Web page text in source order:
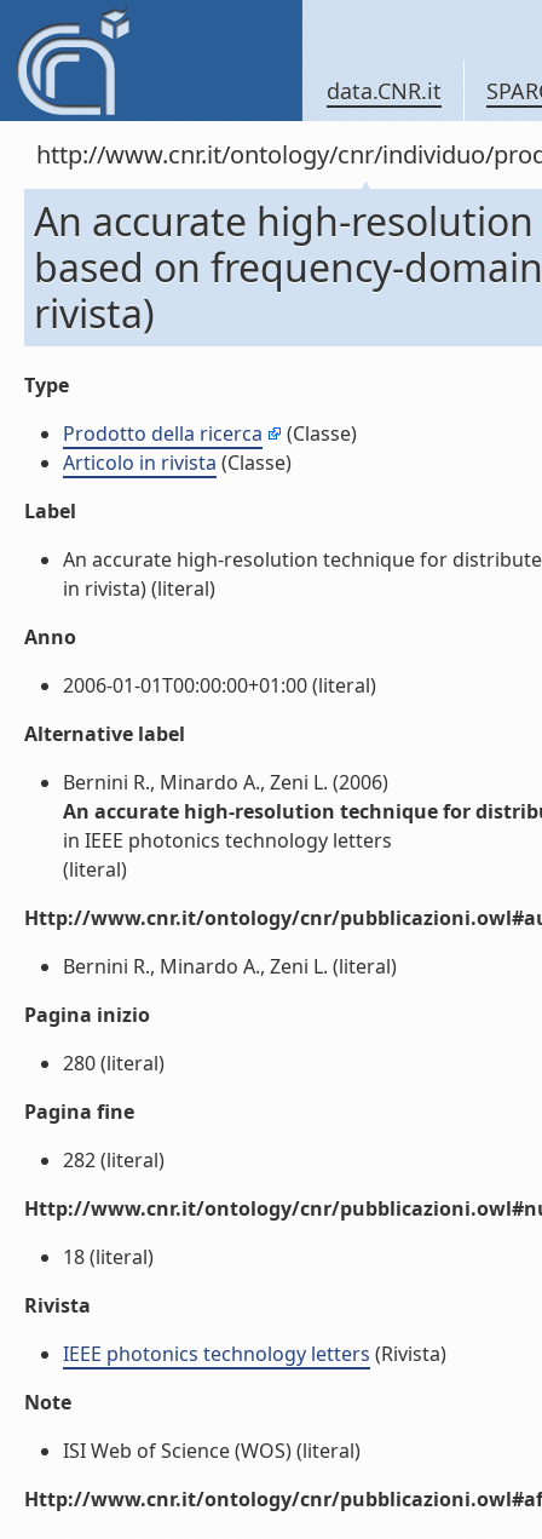
data.CNR.it
http://www.cnr.it/ontology/cnr/individuo/
An accurate high-
based on frequency-
rivista)
Type
Prodotto della ricerca
(Classe)
Articolo in rivista (Classe)
Label
An accurate high-resolution technique for
in rivista) (literal)
Anno
2006-01-01T00:00:00+01:00 (literal)
Alternative label
Bernini R., Minardo A., Zeni L. (2006)
An accurate high-resolution technique for
in IEEE photonics technology letters
(literal)
Http://www.cnr.it/ontology/cnr/
Bernini R., Minardo A., Zeni L. (literal)
Pagina inizio
280 (literal)
Pagina fine
282 (literal)
Http://www.cnr.it/ontology/cnr/
18 (literal)
Rivista
IEEE photonics technology letters (Rivista)
Note
ISI Web of Science (WOS) (literal)
Http://www.cnr.it/ontology/cnr/